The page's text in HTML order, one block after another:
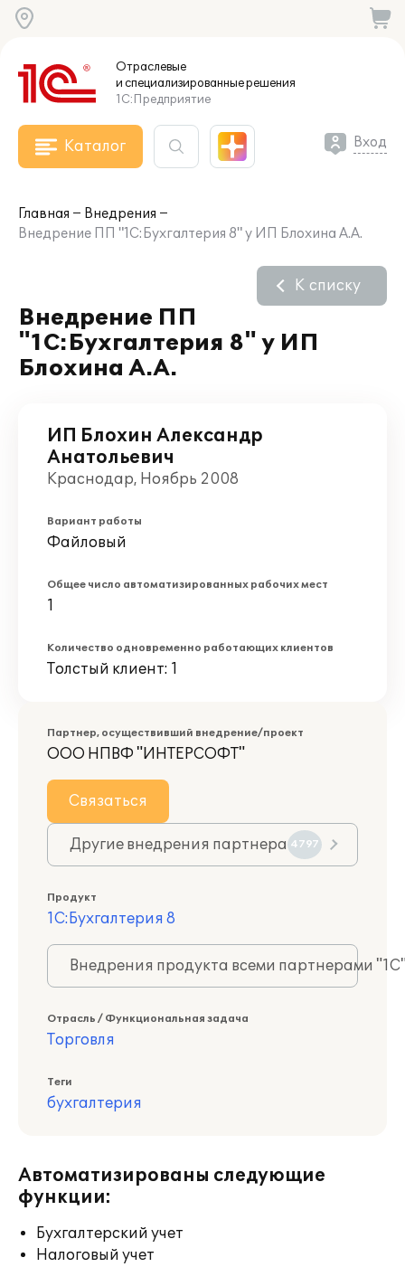
Отраслевые
и специализированныерешения
1С:Предприятие
Каталог Вход
Главная
Внедрения
Внедрение ПП "1С:Бухгалтерия 8" у ИП Блохина А.А.
Внедрение ПП
"1С:Бухгалтерия 8" у ИП
Блохина А.А.
К списку
ИП Блохин Александр
Анатольевич
Краснодар, Ноябрь 2008
Вариант работы
Файловый
Общее число автоматизированных рабочих мест
1
Количество одновременно работающих клиентов
Толстый клиент: 1
Партнер, осуществивший внедрение/проект
ООО НПВФ "ИНТЕРСОФТ"
Связаться
Другие внедрения партнера 4797
Продукт
1С:Бухгалтерия 8
Внедрения продукта всеми партнерами
Отрасль / Функциональная задача
Торговля
Теги
бухгалтерия
Автоматизированы следующие
функции:
Бухгалтерский учет
Налоговый учет